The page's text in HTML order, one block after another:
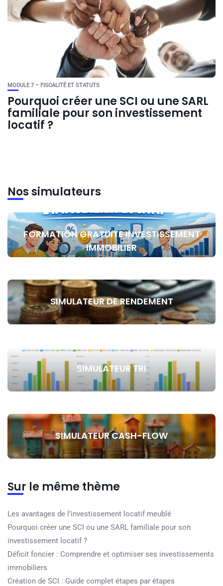
MODULE 7 – FISCALITÉ ET STATUTS
Pourquoi créer une SCI ou une SARL
familiale pour son investissement
locatif ?
Nos simulateurs
FORMATION GRATUITE INVESTISSEMENT
IMMOBILIER
SIMULATEUR DE RENDEMENT
SIMULATEUR TRI
SIMULATEUR CASH-FLOW
Sur le même thème
Les avantages de l’investissement locatif meublé
Pourquoi créer une SCI ou une SARL familiale pour son
investissement locatif ?
Déficit foncier : Comprendre et optimiser ses investissements
immobiliers
Création de SCI : Guide complet étapes par étapes